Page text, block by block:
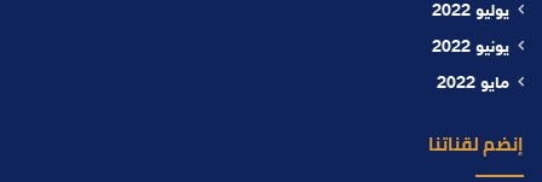
يوليو 2022
يونيو 2022
مايو 2022
إنضم لقناتنا